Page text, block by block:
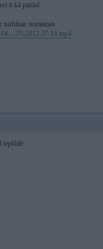
it kā pazūd.
turbīnas nomaiņas
...3%2012.37.14.mp4
ieplūdē